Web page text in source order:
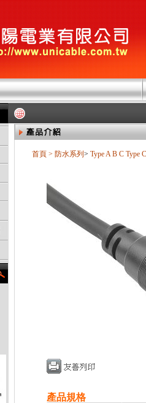
首頁 > 防水系列 > Type A B C Type C
產品規格